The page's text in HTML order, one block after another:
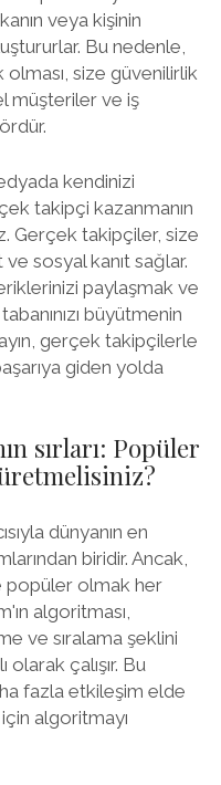
veya kişinin
Bu nedenle,
olması, size güvenilirlik
müşteriler ve iş
kendinizi
takipçi kazanmanın
Gerçek takipçiler, size
sosyal kanıt sağlar.
paylaşmak ve
büyütmenin
gerçek takipçilerle
giden yolda
sırları: Popüler
dünyanın en
biridir. Ancak,
olmak her
algoritması,
ve sıralama şeklini
çalışır. Bu
fazla etkileşim elde
algoritmayı